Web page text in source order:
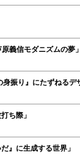
義信モダニズムの夢」
振り』にたずねるデ
ち際」
』に生成する世界」